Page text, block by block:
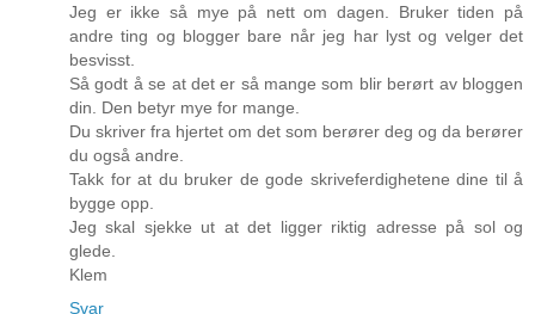
Jeg er ikke så mye på nett om dagen. Bruker tiden på
andre ting og blogger bare når jeg har lyst og velger det
besvisst.
Så godt å se at det er så mange som blir berørt av bloggen
din. Den betyr mye for mange.
Du skriver fra hjertet om det som berører deg og da berører
du også andre.
Takk for at du bruker de gode skriveferdighetene dine til å
bygge opp.
Jeg skal sjekke ut at det ligger riktig adresse på sol og
glede.
Klem
Svar